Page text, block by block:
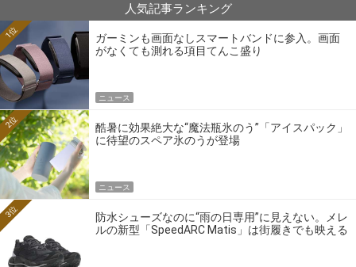
人気記事ランキング
ガーミンも画面なしスマートバンドに参入。画面
がなくても測れる項目てんこ盛り
1位
ニュース
酷暑に効果絶大な“魔法瓶氷のう”「アイスパック」
に待望のスペア氷のうが登場
2位
ニュース
防水シューズなのに“雨の日専用”に見えない。メレ
ルの新型「SpeedARC Matis」は街履きでも映える
3位